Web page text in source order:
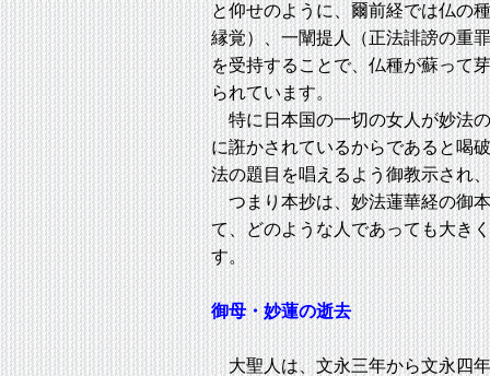
と仰せのように、爾前経では仏の
縁覚）、一闡提人（正法誹謗の重
を受持することで、仏種が蘇って
られています。
特に日本国の一切の女人が妙法
に誑かされているからであると喝
法の題目を唱えるよう御教示され
つまり本抄は、妙法蓮華経の御
て、どのような人であっても大き
す。
御母・妙蓮の逝去
大聖人は、文永三年から文永四